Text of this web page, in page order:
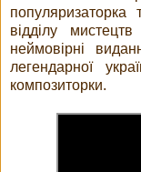
популяризаторка
відділу
неймовірні
легендарної
композиторки.